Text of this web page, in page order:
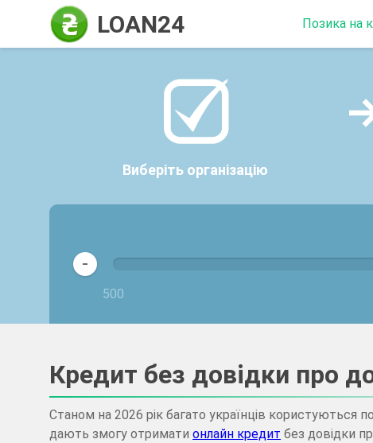
LOAN24 Позика на
Мікропозика на
карту без
Виберіть організацію
-
500
Кредит без довідки про
Станом на 2026 рік багато українців користуються
дають змогу отримати онлайн кредит без довідки